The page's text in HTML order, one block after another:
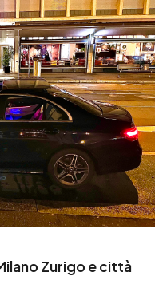
Zurigo e città